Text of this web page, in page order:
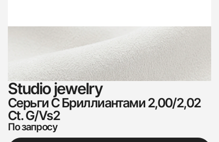
Studio jewelry
Серьги С Бриллиантами 2,00/2,02
Ct. G/Vs2
По запросу